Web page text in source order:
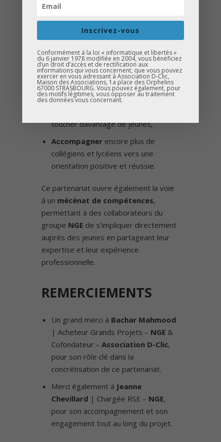
UN SOUTIEN
PORTEUR D’IMPACT
Grâce à ce soutien, l’associationD-Clic
pourra :
Renforcerses actions existantes sur
le territoire,
toucher davantage de jeunes,
Accompagner encore plus de
collégiens et lycéens vers une
orientation positive et réussie.
Ce partenariat ouvre également la voie
à un mécénat de compétences,
permettant à des collaborateurs du
groupe NGE de s’impliquer directement
auprès des jeunes en partageant leur
expertise et leur expérience
professionnelle.
REMERCIEMENTS
Un grand merci à Bachar Mahmood
| Acheteur Grands Projets – NGE &
Cofondateur – Association D-Clic,
pour son rôle clé dans la
concrétisation de ce partenariat.
Merci également à Jeanne
Chevillard | Chargée RSE – NGE,
pour son accompagnement et son
engagement tout au long du projet.
Inscrivez-vous
Conformément à la loi « informatique et libertés »
du 6 janvier 1978 modifiée en 2004, vous bénéficiez
d’un droit d’accès et de rectification aux
informations qui vous concernent, que vous pouvez
exercer en vous adressant à Association D-Clic,
Maison des Associations, 1a place des Orphelins
67000 STRASBOURG. Vous pouvez également, pour
des motifs légitimes, vous opposer au traitement
des données vous concernant.